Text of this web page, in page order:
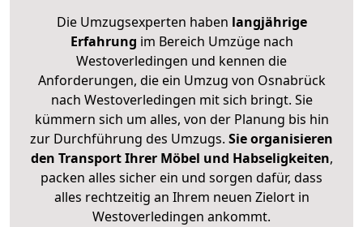
Die Umzugsexperten haben langjährige
Erfahrung im Bereich Umzüge nach
Westoverledingen und kennen die
Anforderungen, die ein Umzug von Osnabrück
nach Westoverledingen mit sich bringt. Sie
kümmern sich um alles, von der Planung bis hin
zur Durchführung des Umzugs. Sie organisieren
den Transport Ihrer Möbel und Habseligkeiten,
packen alles sicher ein und sorgen dafür, dass
alles rechtzeitig an Ihrem neuen Zielort in
Westoverledingen ankommt.